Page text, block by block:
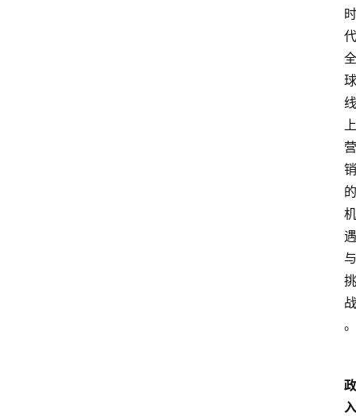
时
代
全
球
线
上
营
销
的
机
遇
与
挑
战
。
政
入